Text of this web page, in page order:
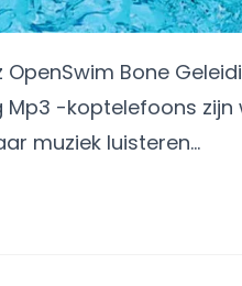
OpenSwim Bone
Mp3 -koptelefoons
muziek luisteren…